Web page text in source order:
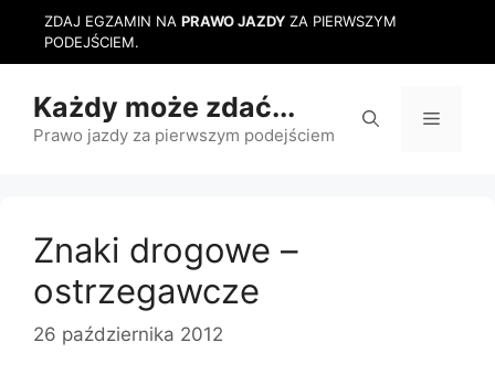
Przejdź
treści
ZDAJ EGZAMIN NA PRAWO JAZDY ZA PIERWSZYM
PODEJŚCIEM.
Każdy może zdać...
Prawo jazdy za pierwszym podejściem
Menu
Znaki drogowe –
ostrzegawcze
26 października 2012